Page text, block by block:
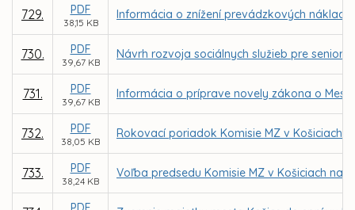
729. PDF
38,15 KB
Informácia o znížení prevádzkových
730. PDF
39,67 KB
Návrh rozvoja sociálnych služieb pre
731. PDF
39,67 KB
Informácia o príprave novely zákona o
732. PDF
38,05 KB
Rokovací poriadok Komisie MZ v Košiciach
733. PDF
38,24 KB
Voľba predsedu Komisie MZ v Košiciach na